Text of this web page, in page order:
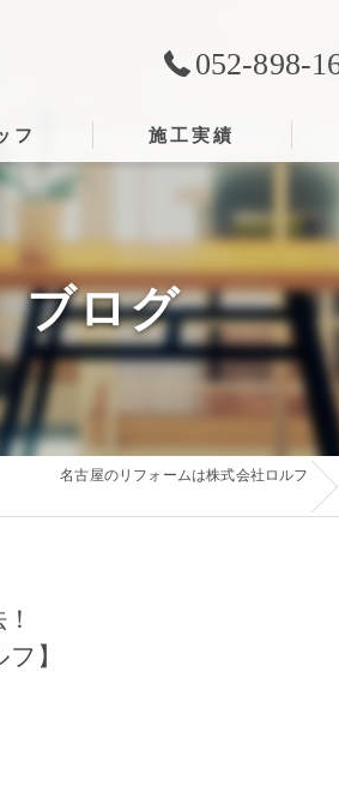
052-898-
フ 施工実績
ブログ
名古屋のリフォームは株式会社ロルフ
】